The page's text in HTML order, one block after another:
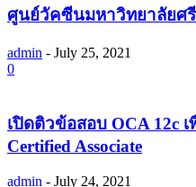
ศูนย์วัคซีนมหาวิทยาลัยศ
admin - July 25, 2021
0
เปิดติวข้อสอบ OCA 12c
Certified Associate
admin - July 24, 2021